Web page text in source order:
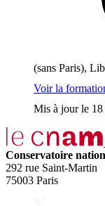
(sans Paris),
Voir la
Mis à jour le
Conservatoire
292 rue Saint-Martin
75003 Paris